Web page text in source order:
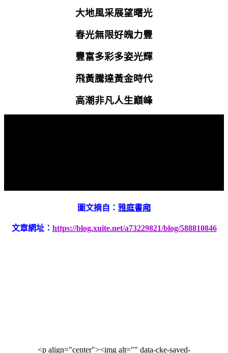
大地風采展望曙光
春光無限好魄力豐
豐富多彩多姿光輝
飛黃騰達黃金時代
高潮非凡人生巔峰
圖文摘自： 雅庭書廂
文章網址： https://blog.xuite.net/a73229821/blog/588810846
<p align="center"><img alt="" data-cke-saved-